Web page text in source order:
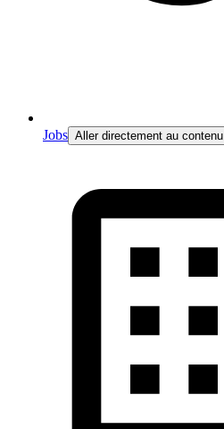
Jobs Aller directement au contenu